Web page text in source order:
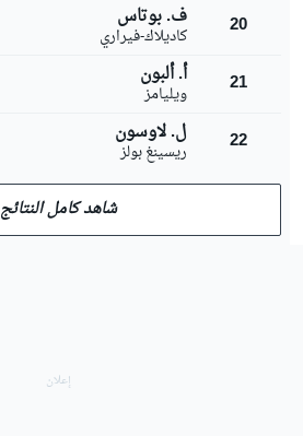
20 ف. بوتاس
كاديلاك-فيراري
21 أ. ألبون
ويليامز
22 ل. لاوسون
ريسينغ بولز
شاهد كامل النتائج